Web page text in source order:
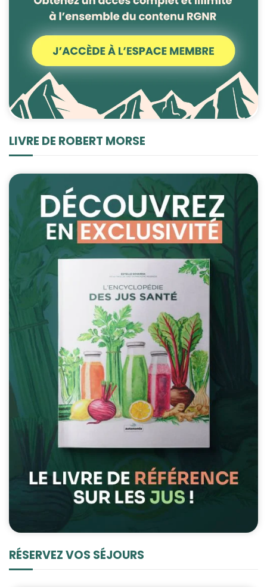
LIVRE DE ROBERT MORSE
RÉSERVEZ VOS SÉJOURS